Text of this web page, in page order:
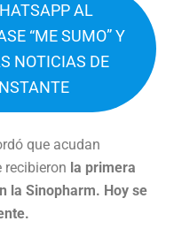
AL
“ME SUMO” Y
NOTICIAS DE
que acudan
recibieron la primera
la Sinopharm. Hoy se